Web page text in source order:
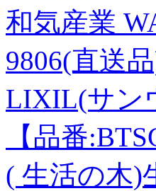
和気産業
9806(直送
LIXIL(サン
【品番
( 生活の木)